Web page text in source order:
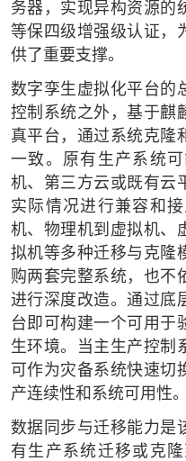
务器，实现异构资源的
等保四级增强级认证，
供了重要支撑。
数字孪生虚拟化平台的
控制系统之外，基于麒
真平台，通过系统克隆
一致。原有生产系统
机、第三方云或既有云
实际情况进行兼容和
机、物理机到虚拟机、
拟机等多种迁移与克隆
购两套完整系统，也不
进行深度改造。通过底
台即可构建一个可用于
生环境。当主生产控制
可作为灾备系统快速切
产连续性和系统可用性。
数据同步与迁移能力是
有生产系统迁移或克